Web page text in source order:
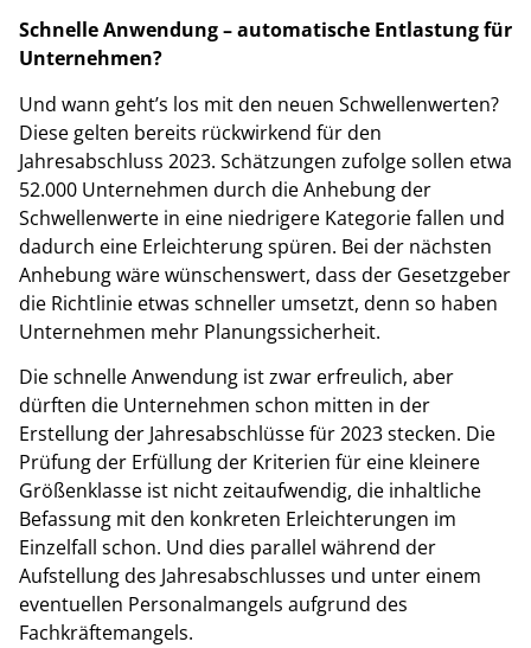
Schnelle Anwendung – automatische Entlastung für
Unternehmen?
Und wann geht’s los mit den neuen Schwellenwerten?
Diese gelten bereits rückwirkend für den
Jahresabschluss 2023. Schätzungen zufolge sollen etwa
52.000 Unternehmen durch die Anhebung der
Schwellenwerte in eine niedrigere Kategorie fallen und
dadurch eine Erleichterung spüren. Bei der nächsten
Anhebung wäre wünschenswert, dass der Gesetzgeber
die Richtlinie etwas schneller umsetzt, denn so haben
Unternehmen mehr Planungssicherheit.
Die schnelle Anwendung ist zwar erfreulich, aber
dürften die Unternehmen schon mitten in der
Erstellung der Jahresabschlüsse für 2023 stecken. Die
Prüfung der Erfüllung der Kriterien für eine kleinere
Größenklasse ist nicht zeitaufwendig, die inhaltliche
Befassung mit den konkreten Erleichterungen im
Einzelfall schon. Und dies parallel während der
Aufstellung des Jahresabschlusses und unter einem
eventuellen Personalmangels aufgrund des
Fachkräftemangels.